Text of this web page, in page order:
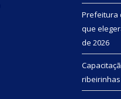
Prefeitura
que
de 2026